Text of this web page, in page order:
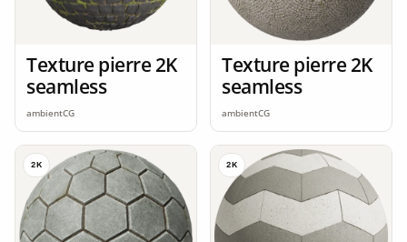
Texture pierre 2K
seamless
ambientCG
Texture pierre 2K
seamless
ambientCG
2K 2K